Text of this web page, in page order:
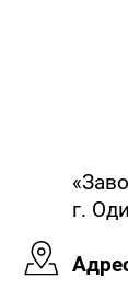
г.